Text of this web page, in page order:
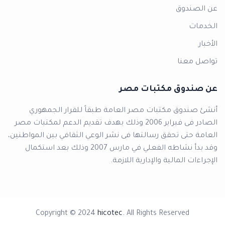
عن الصندوق
الخدمات
الأخبار
تواصل معنا
عن صندوق مكتبات مصر
أنشئ صندوق مكتبات مصر العامة طبقاً للقرار الجمهوري
الصادر فى فبراير 2006 وذلك بهدف تقديم الدعم لمكتبات مصر
العامة حتى تحقق رسالتها فى نشر الوعي الثقافي بين المواطنين،
وقد بدأ نشاطه الفعلي في مارس 2007 وذلك بعد استكمال
الإجراءات المالية والإدارية اللازمة.
Copyright © 2024 hicotec. All Rights Reserved